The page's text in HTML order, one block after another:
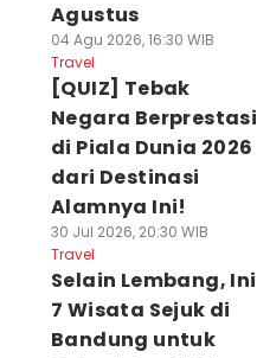
Agustus
04 Agu 2026, 16:30 WIB
Travel
[QUIZ] Tebak
Negara Berprestasi
di Piala Dunia 2026
dari Destinasi
Alamnya Ini!
30 Jul 2026, 20:30 WIB
Travel
Selain Lembang, Ini
7 Wisata Sejuk di
Bandung untuk